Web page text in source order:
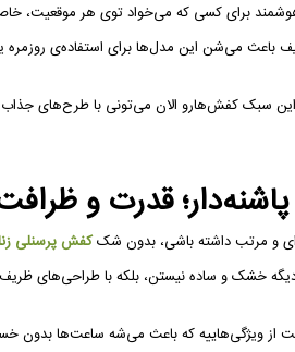
برای کسی که می‌خواد توی هر موقعیت،
باعث می‌شن این مدل‌ها برای استفاده‌ی روزمره
سبک کفش‌هارو الان می‌تونی با طرح‌های جذاب
قدرت و
و مرتب داشته باشی، بدون شککفش پرسنلی
جدید این دسته در سال ۲۰۲۶ دیگه خشک و ساده نیستن، بلکه
از ویژگی‌هاییه که باعث می‌شه ساعت‌ها